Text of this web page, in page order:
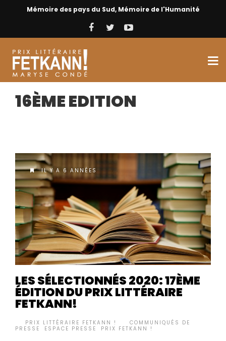
Mémoire des pays du Sud, Mémoire de l'Humanité
16ÈME EDITION
IL Y A 6 ANNÉES
LES SÉLECTIONNÉS 2020: 17ÈME
ÉDITION DU PRIX LITTÉRAIRE
FETKANN!
PRIX LITTÉRAIRE FETKANN !
COMMUNIQUÉS DE
PRESSE
ESPACE PRESSE PRIX FETKANN !